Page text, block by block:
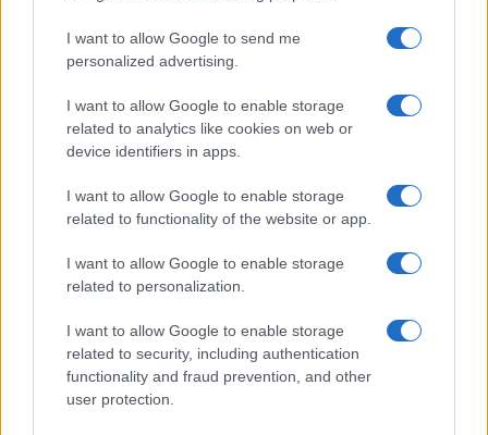
I want to allow Google to send me
personalized advertising.
I want to allow Google to enable storage
related to analytics like cookies on web or
device identifiers in apps.
I want to allow Google to enable storage
related to functionality of the website or app.
I want to allow Google to enable storage
related to personalization.
I want to allow Google to enable storage
related to security, including authentication
functionality and fraud prevention, and other
user protection.
iOS 27: Ez a három új funkció válhat az iPhone-
felhasználók kedvencévé
15 év után változik az iPhone egyik legismertebb gesztusa
az iOS 27-ben
LEGOLVASOTTABBAK
UI 9 frissítésből – itt a lista az érintett modellekről
iPhone 18 bemutató dátum - ekkor rántja le a leplet az
Apple az új csúcsmobilokról